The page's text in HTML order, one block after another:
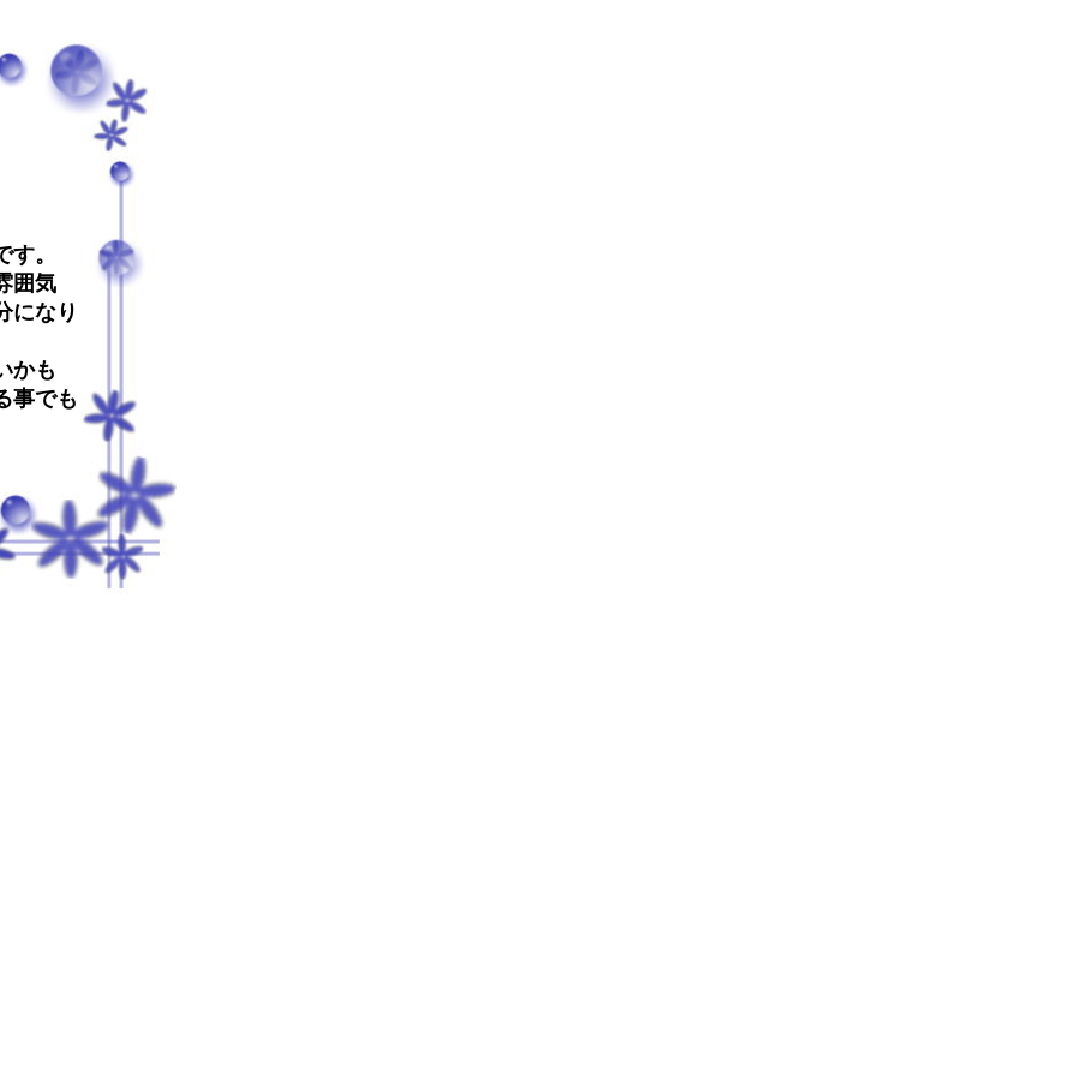
。
囲気
になり
かも
事でも